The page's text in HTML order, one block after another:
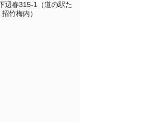
辺春315-1（道の駅た
竹梅内）